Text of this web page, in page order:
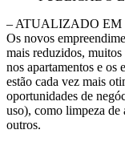
– ATUALIZADO EM
Os novos
mais reduzidos, muitos
nos apartamentos e os
estão cada vez mais
oportunidades de
uso), como limpeza de
outros.